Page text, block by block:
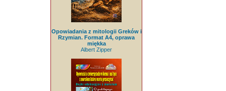
Opowiadania z mitologii Greków i
Rzymian. Format A4, oprawa
miękka
Albert Zipper